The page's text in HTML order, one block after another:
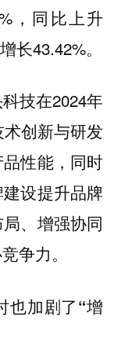
，同比上升
长43.42%。
技在2024年
创新与研发
性能，同时
设提升品牌
、增强协同
争力。
也加剧了“增